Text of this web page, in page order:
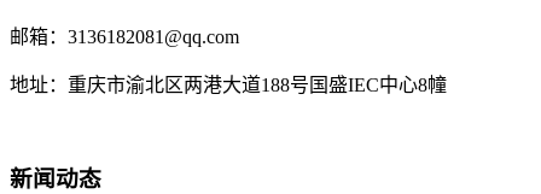
邮箱：3136182081@qq.com
地址：重庆市渝北区两港大道188号国盛IEC中心8幢
新闻动态